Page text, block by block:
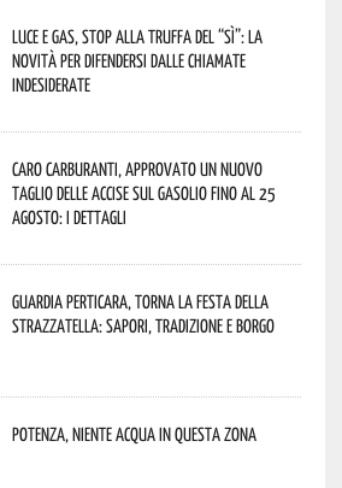
Luce e gas, stop alla truffa del “Sì”: la
novità per difendersi dalle chiamate
indesiderate
Caro carburanti, approvato un nuovo
taglio delle accise sul gasolio fino al 25
agosto: i dettagli
Guardia Perticara, torna la Festa della
Strazzatella: sapori, tradizione e borgo
Potenza, niente acqua in questa zona